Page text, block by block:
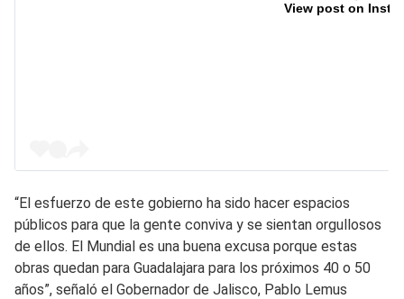
View post on
“El esfuerzo de este gobierno ha sido hacer espacios
públicos para que la gente conviva y se sientan orgullosos
de ellos. El Mundial es una buena excusa porque estas
obras quedan para Guadalajara para los próximos 40 o 50
años”, señaló el Gobernador de Jalisco, Pablo Lemus